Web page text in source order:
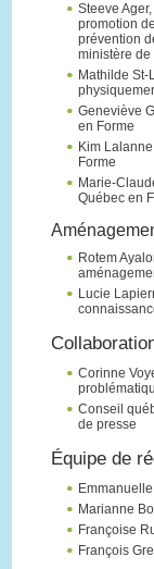
Steeve
promotion
prévention
ministère de
Mathilde
Geneviève
en Forme
Kim
Forme
Marie-
Québec en
Rotem
Lucie
Corinne
Conseil
de presse
Équipe de
Marianne
Françoise
François